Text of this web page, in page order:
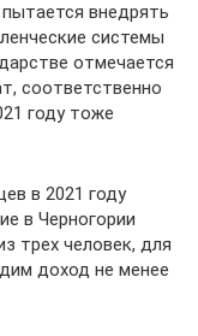
внедрять
системы
отмечается
соответственно
году тоже
в 2021 году
в Черногории
трех человек, для
доход не менее